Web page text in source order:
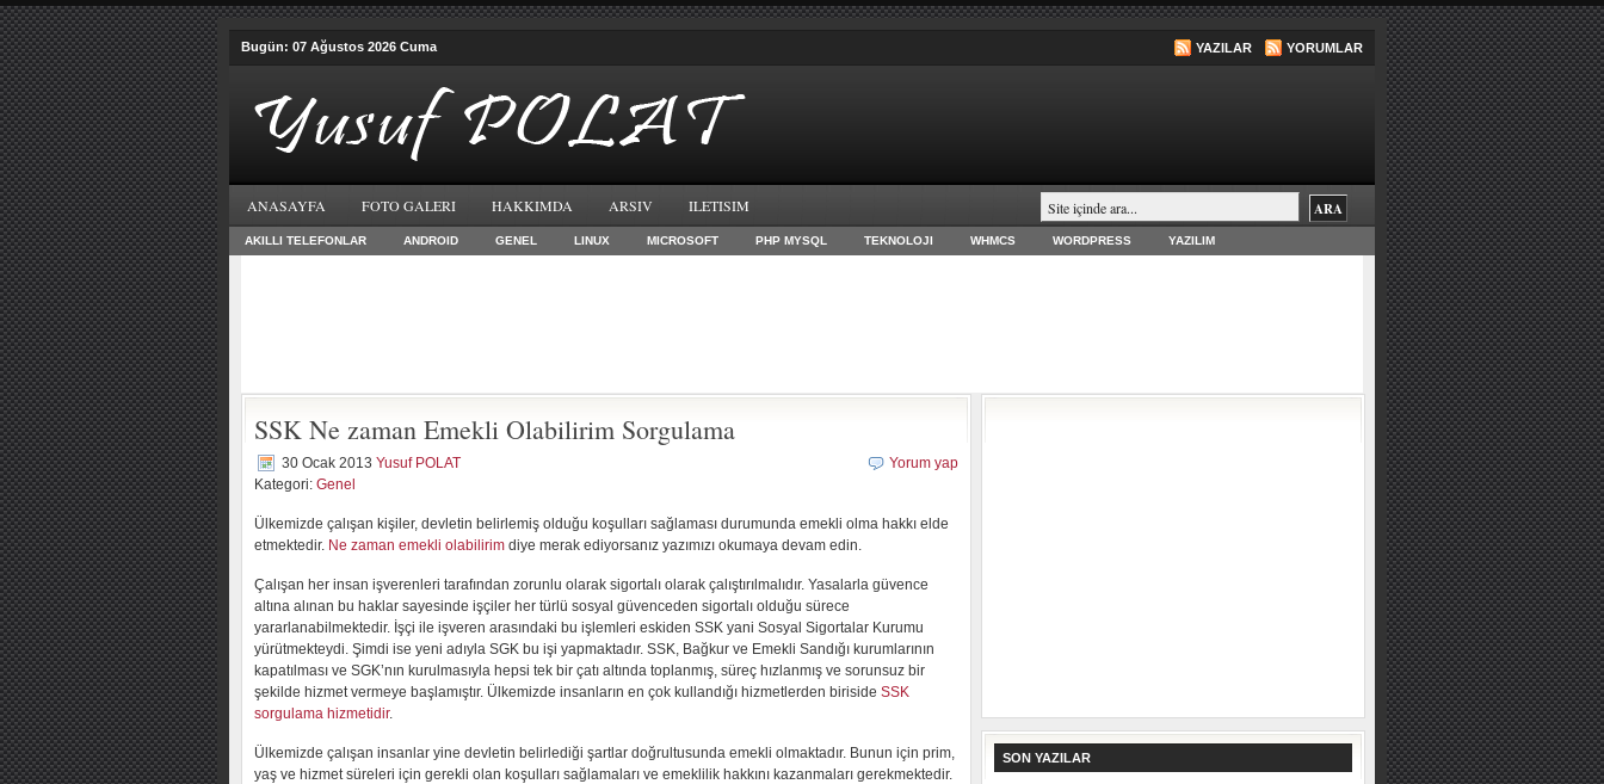
Bugün: 07 Ağustos 2026 Cuma YAZILAR YORUMLAR
ANASAYFA FOTO GALERI HAKKIMDA ARSIV ILETISIM
AKILLI TELEFONLAR ANDROID GENEL LINUX MICROSOFT PHP MYSQL TEKNOLOJI WHMCS WORDPRESS YAZILIM
SSK Ne zaman Emekli Olabilirim Sorgulama
30 Ocak 2013 Yusuf POLAT
Kategori: Genel
Yorum yap
Ülkemizde çalışan kişiler, devletin belirlemiş olduğu koşulları sağlaması durumunda emekli olma hakkı elde
etmektedir. Ne zaman emekli olabilirim diye merak ediyorsanız yazımızı okumaya devam edin.
Çalışan her insan işverenleri tarafından zorunlu olarak sigortalı olarak çalıştırılmalıdır. Yasalarla güvence
altına alınan bu haklar sayesinde işçiler her türlü sosyal güvenceden sigortalı olduğu sürece
yararlanabilmektedir. İşçi ile işveren arasındaki bu işlemleri eskiden SSK yani Sosyal Sigortalar Kurumu
yürütmekteydi. Şimdi ise yeni adıyla SGK bu işi yapmaktadır. SSK, Bağkur ve Emekli Sandığı kurumlarının
kapatılması ve SGK’nın kurulmasıyla hepsi tek bir çatı altında toplanmış, süreç hızlanmış ve sorunsuz bir
şekilde hizmet vermeye başlamıştır. Ülkemizde insanların en çok kullandığı hizmetlerden biriside SSK
sorgulama hizmetidir.
Ülkemizde çalışan insanlar yine devletin belirlediği şartlar doğrultusunda emekli olmaktadır. Bunun için prim,
yaş ve hizmet süreleri için gerekli olan koşulları sağlamaları ve emeklilik hakkını kazanmaları gerekmektedir.
SON YAZILAR